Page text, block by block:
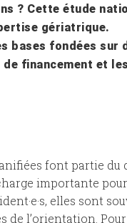
? Cette étude
gériatrique.
bases fondées
financement et
font partie du
importante
elles sont
de l’orientation.